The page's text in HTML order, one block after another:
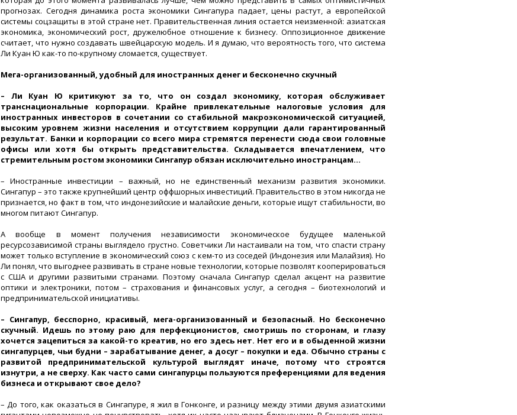
прогнозах. Сегодня динамика роста экономики Сингапура падает, цены растут, а европейской
системы соцзащиты в этой стране нет. Правительственная линия остается неизменной: азиатская
экономика, экономический рост, дружелюбное отношение к бизнесу. Оппозиционное движение
считает, что нужно создавать швейцарскую модель. И я думаю, что вероятность того, что система
Ли Куан Ю как-то по-крупному сломается, существует.
Мега-организованный, удобный для иностранных денег и бесконечно скучный
– Ли Куан Ю критикуют за то, что он создал экономику, которая обслуживает
транснациональные корпорации. Крайне привлекательные налоговые условия для
иностранных инвесторов в сочетании со стабильной макроэкономической ситуацией,
высоким уровнем жизни населения и отсутствием коррупции дали гарантированный
результат. Банки и корпорации со всего мира стремятся перенести сюда свои головные
офисы или хотя бы открыть представительства. Складывается впечатлением, что
стремительным ростом экономики Сингапур обязан исключительно иностранцам…
– Иностранные инвестиции – важный, но не единственный механизм развития экономики.
Сингапур – это также крупнейший центр оффшорных инвестиций. Правительство в этом никогда не
признается, но факт в том, что индонезийские и малайские деньги, которые ищут стабильности, во
многом питают Сингапур.
А вообще в момент получения независимости экономическое будущее маленькой
ресурсозависимой страны выглядело грустно. Советчики Ли настаивали на том, что спасти страну
может только вступление в экономический союз с кем-то из соседей (Индонезия или Малайзия). Но
Ли понял, что выгоднее развивать в стране новые технологии, которые позволят кооперироваться
с США и другими развитыми странами. Поэтому сначала Сингапур сделал акцент на развитие
оптики и электроники, потом – страхования и финансовых услуг, а сегодня – биотехнологий и
предпринимательской инициативы.
– Сингапур, бесспорно, красивый, мега-организованный и безопасный. Но бесконечно
скучный. Идешь по этому раю для перфекционистов, смотришь по сторонам, и глазу
хочется зацепиться за какой-то креатив, но его здесь нет. Нет его и в обыденной жизни
сингапурцев, чьи будни – зарабатывание денег, а досуг – покупки и еда. Обычно страны с
развитой предпринимательской культурой выглядят иначе, потому что строятся
изнутри, а не сверху. Как часто сами сингапурцы пользуются преференциями для ведения
бизнеса и открывают свое дело?
– До того, как оказаться в Сингапуре, я жил в Гонконге, и разницу между этими двумя азиатскими